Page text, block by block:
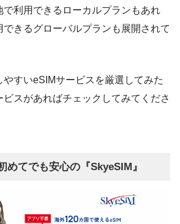
で利用できるローカルプランもあれ
きるグローバルプランも展開されて
すいeSIMサービスを厳選してみた
スがあればチェックしてみてくださ
めてでも安心の『SkyeSIM』